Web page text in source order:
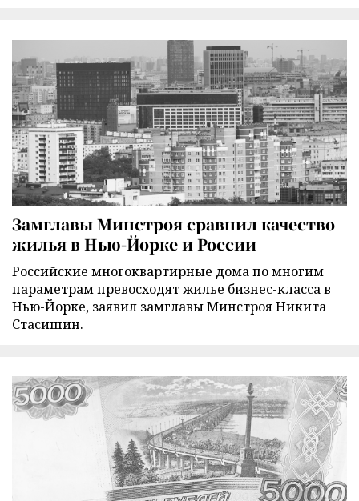
Замглавы Минстроя сравнил качество
жилья в Нью-Йорке и России
Российские многоквартирные дома по многим
параметрам превосходят жилье бизнес-класса в
Нью-Йорке, заявил замглавы Минстроя Никита
Стасишин.